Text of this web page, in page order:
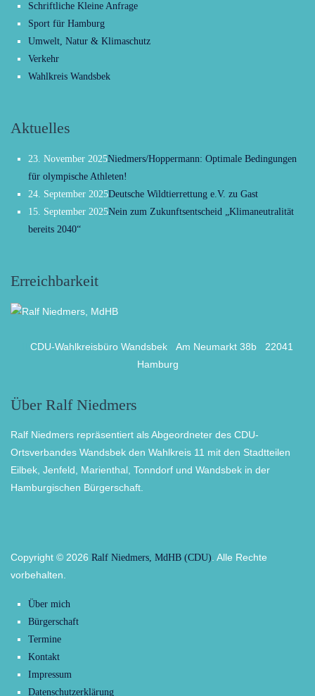
Schriftliche Kleine Anfrage
Sport für Hamburg
Umwelt, Natur & Klimaschutz
Verkehr
Wahlkreis Wandsbek
Aktuelles
23. November 2025Niedmers/Hoppermann: Optimale Bedingungen
für olympische Athleten!
24. September 2025Deutsche Wildtierrettung e.V. zu Gast
15. September 2025Nein zum Zukunftsentscheid „Klimaneutralität
bereits 2040“
Erreichbarkeit
CDU-Wahlkreisbüro Wandsbek Am Neumarkt 38b
22041
Hamburg
Über Ralf Niedmers
Ralf Niedmers repräsentiert als Abgeordneter des CDU-
Ortsverbandes Wandsbek den Wahlkreis 11 mit den Stadtteilen
Eilbek, Jenfeld, Marienthal, Tonndorf und Wandsbek in der
Hamburgischen Bürgerschaft.
Copyright © 2026 Ralf Niedmers, MdHB (CDU) . Alle Rechte
vorbehalten.
Über mich
Bürgerschaft
Termine
Kontakt
Impressum
Datenschutzerklärung